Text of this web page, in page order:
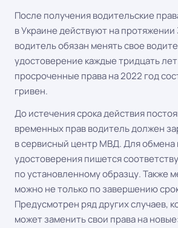
После получения водительские
в Украине действуют на протяжении
водитель обязан менять свое
удостоверение каждые тридцать
просроченные права на 2022 год
гривен.
До истечения срока действия
временных прав водитель должен
в сервисный центр МВД. Для обмена
удостоверения пишется
по установленному образцу. Также
можно не только по завершению
Предусмотрен ряд других случаев,
может заменить свои права на новые: